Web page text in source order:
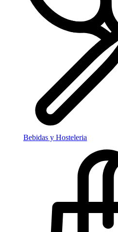
Bebidas y Hosteleria